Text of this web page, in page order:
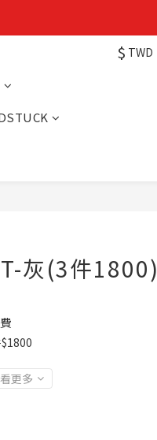
$ TWD
灰(3件1800)
更多